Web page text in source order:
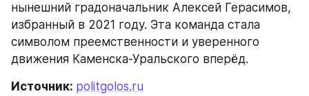
нынешний градоначальник Алексей Герасимов,
избранный в 2021 году. Эта команда стала
символом преемственности и уверенного
движения Каменска-Уральского вперёд.
Источник: politgolos.ru